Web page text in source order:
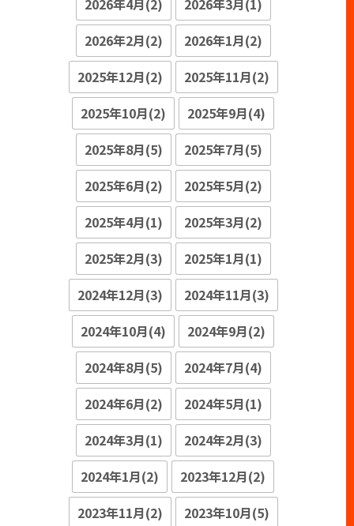
2026年4月(2)
2026年3月(1)
2026年2月(2)
2026年1月(2)
2025年12月(2)
2025年11月(2)
2025年10月(2)
2025年9月(4)
2025年8月(5)
2025年7月(5)
2025年6月(2)
2025年5月(2)
2025年4月(1)
2025年3月(2)
2025年2月(3)
2025年1月(1)
2024年12月(3)
2024年11月(3)
2024年10月(4)
2024年9月(2)
2024年8月(5)
2024年7月(4)
2024年6月(2)
2024年5月(1)
2024年3月(1)
2024年2月(3)
2024年1月(2)
2023年12月(2)
2023年11月(2)
2023年10月(5)